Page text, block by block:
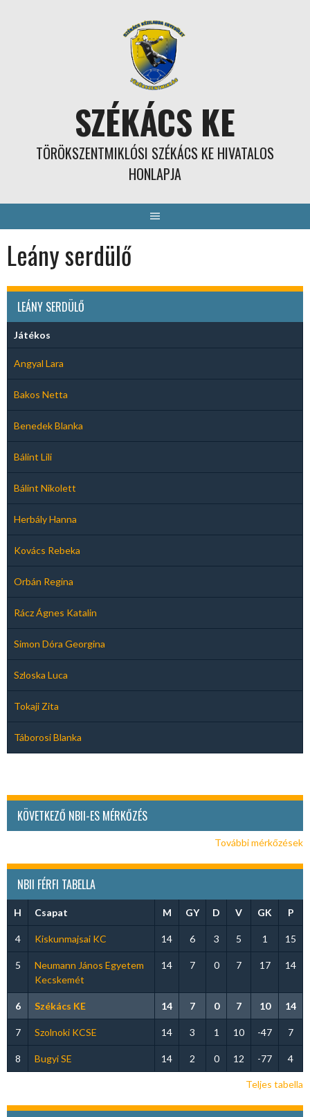
SZÉKÁCS KE
TÖRÖKSZENTMIKLÓSI SZÉKÁCS KE HIVATALOS
HONLAPJA
Leány serdülő
LEÁNY SERDÜLŐ
Játékos
Angyal Lara
Bakos Netta
Benedek Blanka
Bálint Lili
Bálint Nikolett
Herbály Hanna
Kovács Rebeka
Orbán Regina
Rácz Ágnes Katalin
Simon Dóra Georgina
Szloska Luca
Tokaji Zita
Táborosi Blanka
KÖVETKEZŐ NBII-ES MÉRKŐZÉS
További mérkőzések
NBII FÉRFI TABELLA
H Csapat M GY D V GK P
4 Kiskunmajsai KC 14 6 3 5 1 15
5
Neumann János Egyetem
Kecskemét
14 7 0 7 17 14
6 Székács KE 14 7 0 7 10 14
7 Szolnoki KCSE 14 3 1 10 -47 7
8 Bugyi SE 14 2 0 12 -77 4
Teljes tabella